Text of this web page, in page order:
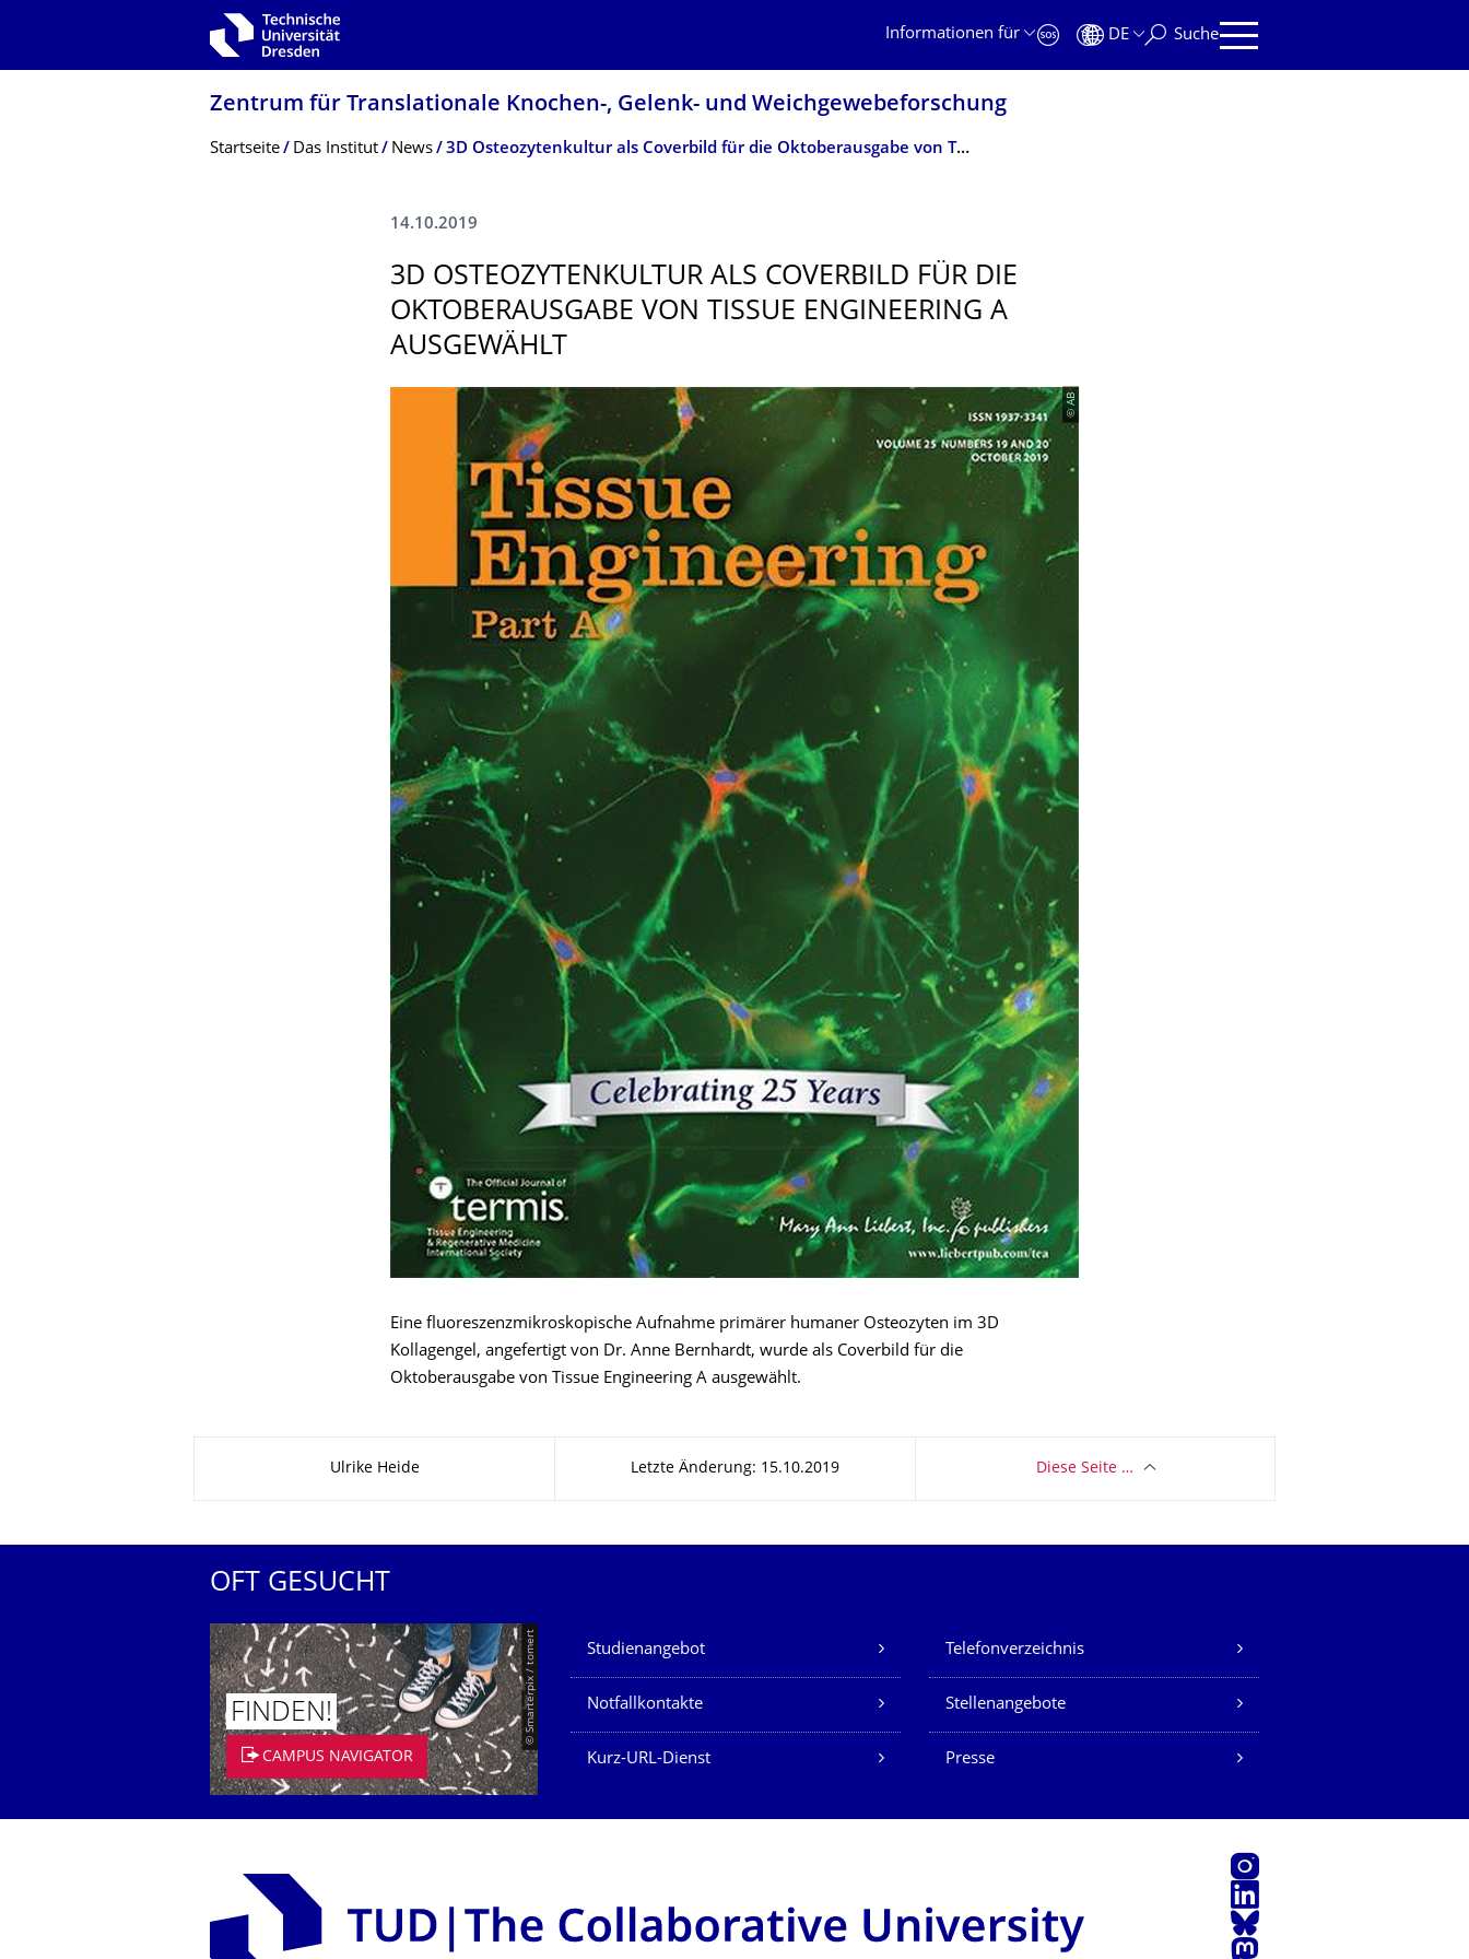
Zur Hauptnavigation springen
Informationen für
DE Suche
Zentrum für Translationale Knochen-, Gelenk- und Weichgewebefor­schung
Breadcrumb-Menü
Startseite Das Institut News 3D Osteozytenkultur als Coverbild für die Oktoberausgabe von Tissue Engineering A ausgewählt
14.10.2019
3D OSTEOZYTENKUL­TUR ALS COVERBILD FÜR DIE
OKTOBERAUSGABE VON TISSUE ENGINEERING A
AUSGEWÄHLT
© AB
Eine fluoreszenzmikroskopische Aufnahme primärer humaner Osteozyten im 3D
Kollagengel, angefertigt von Dr. Anne Bernhardt, wurde als Coverbild für die
Oktoberausgabe von Tissue Engineering A ausgewählt.
Ulrike Heide Letzte Änderung: 15.10.2019 Diese Seite …
OFT GESUCHT
© Smarterpix / tomert
FINDEN!
CAMPUS NAVIGATOR
Unsere Dienste
Studienangebot Telefonverzeichnis
Notfallkontakte Stellenangebote
Kurz-URL-Dienst Presse
Instagram
LinkedIn
Bluesky
Mastodon